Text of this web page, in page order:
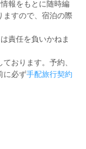
報をもとに随時編
ますので、宿泊の際
責任を負いかねま
ております。予約、
に必ず手配旅行契約